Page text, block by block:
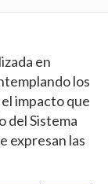
en
los
impacto que
del Sistema
expresan las